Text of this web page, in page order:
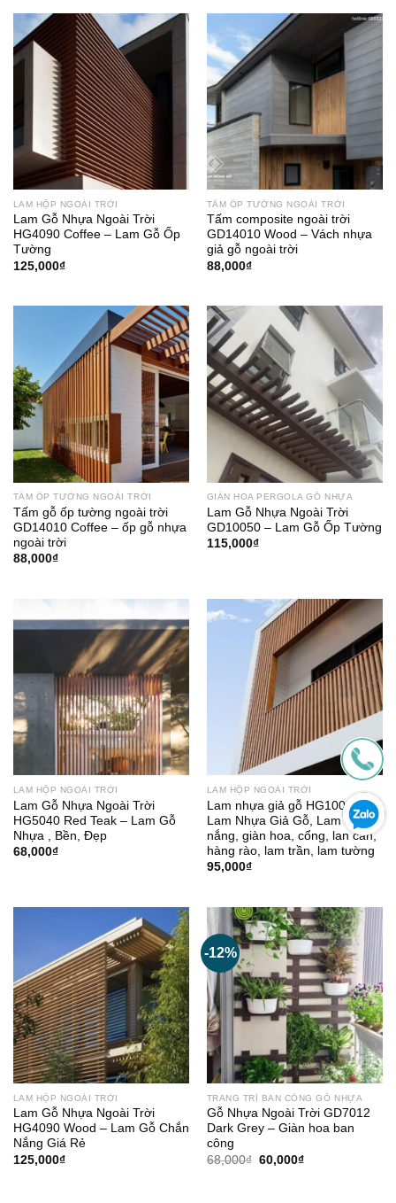
LAM HỘP NGOÀI TRỜI
Lam Gỗ Nhựa Ngoài Trời
HG4090 Coffee – Lam Gỗ Ốp
Tường
125,000₫
TẤM ỐP TƯỜNG NGOÀI TRỜI
Tấm composite ngoài trời
GD14010 Wood – Vách nhựa
giả gỗ ngoài trời
88,000₫
TẤM ỐP TƯỜNG NGOÀI TRỜI
Tấm gỗ ốp tường ngoài trời
GD14010 Coffee – ốp gỗ nhựa
ngoài trời
88,000₫
GIÀN HOA PERGOLA GỖ NHỰA
Lam Gỗ Nhựa Ngoài Trời
GD10050 – Lam Gỗ Ốp Tường
115,000₫
LAM HỘP NGOÀI TRỜI
Lam Gỗ Nhựa Ngoài Trời
HG5040 Red Teak – Lam Gỗ
Nhựa , Bền, Đẹp
68,000₫
LAM HỘP NGOÀI TRỜI
Lam nhựa giả gỗ HG10050 –
Lam Nhựa Giả Gỗ, Lam chắn
nắng, giàn hoa, cổng, lan can,
hàng rào, lam trần, lam tường
95,000₫
LAM HỘP NGOÀI TRỜI
Lam Gỗ Nhựa Ngoài Trời
HG4090 Wood – Lam Gỗ Chắn
Nắng Giá Rẻ
125,000₫
-12%
TRANG TRÍ BAN CÔNG GỖ NHỰA
Gỗ Nhựa Ngoài Trời GD7012
Dark Grey – Giàn hoa ban
công
68,000₫ Giá
gốc
60,000₫Giá